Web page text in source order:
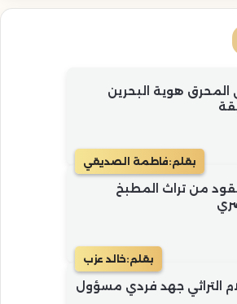
المحرق هوية البحرين
بقلم:فاطمة الصديقي
من تراث المطبخ
بقلم:خالد عزب
التراثي جهد فردي مسؤول